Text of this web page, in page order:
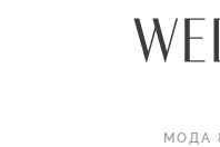
МОДА